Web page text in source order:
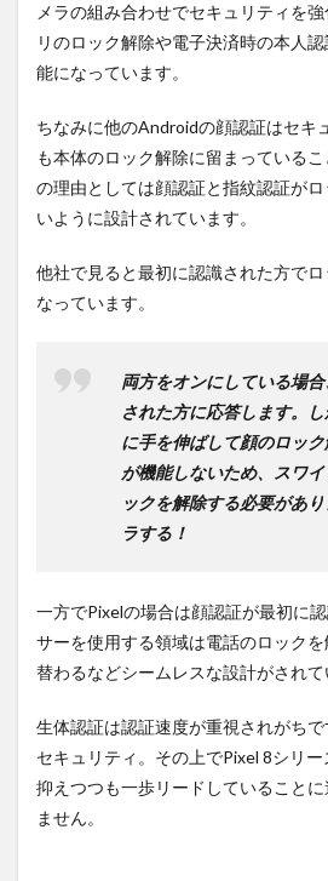
メラの組み合わせでセキュリティを
リのロック解除や電子決済時の本人
能になっています。
ちなみに他のAndroidの顔認証はセキ
も本体のロック解除に留まっている
の理由としては顔認証と指紋認証が
いように設計されています。
他社で見ると最初に認識された方で
なっています。
両方をオンにしている場
された方に応答します。
に手を伸ばして顔のロッ
が機能しないため、スワ
ックを解除する必要があ
ラする！
一方でPixelの場合は顔認証が最初に
サーを使用する領域は電話のロック
替わるなどシームレスな設計がされて
生体認証は認証速度が重視されがち
セキュリティ。その上でPixel 8シリ
抑えつつも一歩リードしていること
ません。